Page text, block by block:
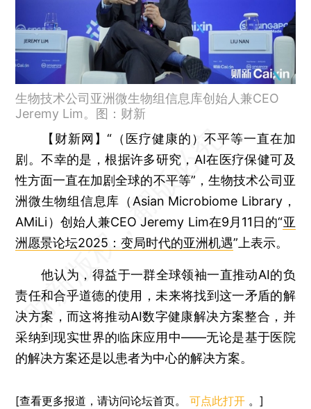
生物技术公司亚洲微生物组信息库创始人兼CEO
Jeremy Lim。图：财新
【财新网】“（医疗健康的）不平等一直在加
剧。不幸的是，根据许多研究，AI在医疗保健可及
性方面一直在加剧全球的不平等”，生物技术公司亚
洲微生物组信息库（Asian Microbiome Library，
AMiLi）创始人兼CEO Jeremy Lim在9月11日的“亚
洲愿景论坛2025：变局时代的亚洲机遇”上表示。
他认为，得益于一群全球领袖一直推动AI的负
责任和合乎道德的使用，未来将找到这一矛盾的解
决方案，而这将推动AI数字健康解决方案整合，并
采纳到现实世界的临床应用中——无论是基于医院
的解决方案还是以患者为中心的解决方案。
[查看更多报道，请访问论坛首页。可点此打开 。]